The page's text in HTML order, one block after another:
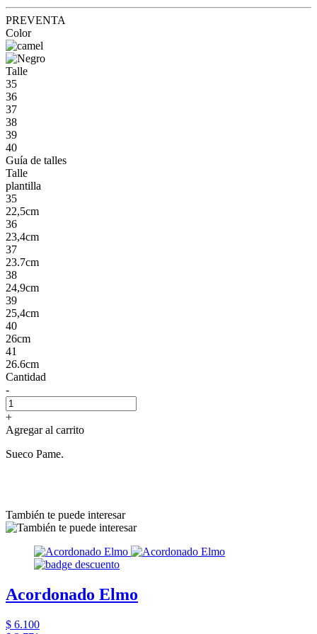
PREVENTA
Color
Talle
35
36
37
38
39
40
Guía de talles
Talle
plantilla
35
22,5cm
36
23,4cm
37
23.7cm
38
24,9cm
39
25,4cm
40
26cm
41
26.6cm
Cantidad
-
+
Agregar al carrito
Sueco Pame.
También te puede interesar
Acordonado Elmo
$ 6.100